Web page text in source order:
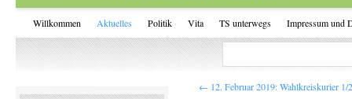
Willkommen Aktuelles Politik Vita TS unterwegs Impressum und
← 12. Februar 2019: Wahlkreiskurier 1/